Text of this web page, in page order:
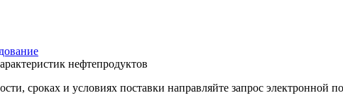
нефтепродуктов
сроках и условиях поставки направляйте запрос электронной